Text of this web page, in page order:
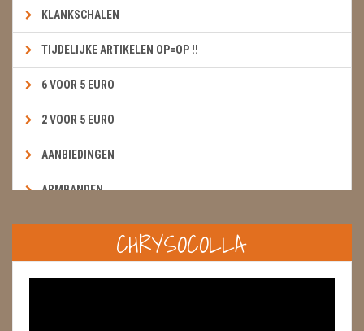
KLANKSCHALEN
TIJDELIJKE ARTIKELEN OP=OP !!
6 VOOR 5 EURO
2 VOOR 5 EURO
AANBIEDINGEN
ARMBANDEN
BOEKEN & KAARTEN E.A.R.T.H.
BOLLEN CHRYSOCOLLA